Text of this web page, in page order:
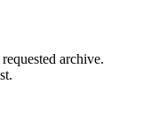
archive.